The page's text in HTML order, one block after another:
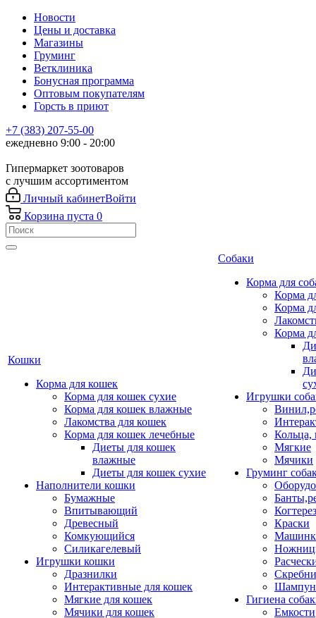
Новости
Цены и доставка
Магазины
Груминг
Ветклиника
Бонусная программа
Оптовым покупателям
Горсть в приют
+7 (383) 207-55-00
ежедневно 9:00 - 20:00
Гипермаркет зоотоваров
с лучшим ассортиментом
Личный кабинетВойти
Корзина пуста 0
Кошки
Корма для кошек
Корма для кошек сухие
Корма для кошек влажные
Лакомства для кошек
Корма для кошек лечебные
Диеты для кошек
влажные
Диеты для кошек сухие
Наполнители кошки
Бумажные
Впитывающий
Древесный
Комкующийся
Силикагелевый
Игрушки кошки
Дразнилки
Интерактивные для кошек
Мягкие для кошек
Мячики для кошек
Собаки
Корма для
Корма
Корма
Корма
Игрушки
Кольца,
Мягкие
Мячики
Груминг
Краски
Гигиена
Емкости